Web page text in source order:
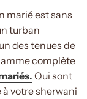
marié est sans
turban
des tenues de
complète
Qui sont
votre sherwani